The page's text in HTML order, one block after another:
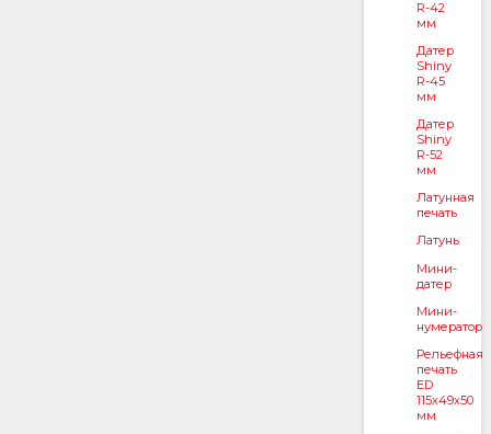
R-42
мм
Датер
Shiny
R-45
мм
Датер
Shiny
R-52
мм
Латунная
печать
Латунь
Мини-
датер
Мини-
нумератор
Рельефная
печать
ED
115x49x50
мм